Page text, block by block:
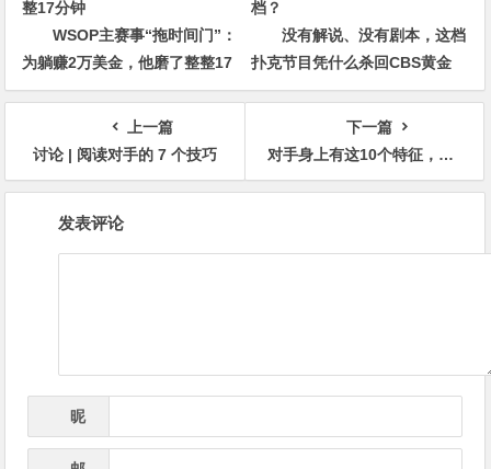
WSOP主赛事“拖时间门”：
为躺赚2万美金，他磨了整整17
分钟
没有解说、没有剧本，这档
扑克节目凭什么杀回CBS黄金
档？
上一篇
讨论 | 阅读对手的 7 个技巧
下一篇
对手身上有这10个特征，说明你碰到鲨鱼了！
发表评论
昵